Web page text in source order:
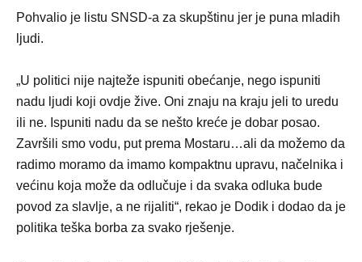
Pohvalio je listu SNSD-a za skupštinu jer je puna mladih
ljudi.
„U politici nije najteže ispuniti obećanje, nego ispuniti
nadu ljudi koji ovdje žive. Oni znaju na kraju jeli to uredu
ili ne. Ispuniti nadu da se nešto kreće je dobar posao.
Završili smo vodu, put prema Mostaru…ali da možemo da
radimo moramo da imamo kompaktnu upravu, načelnika i
većinu koja može da odlučuje i da svaka odluka bude
povod za slavlje, a ne rijaliti“, rekao je Dodik i dodao da je
politika teška borba za svako rješenje.